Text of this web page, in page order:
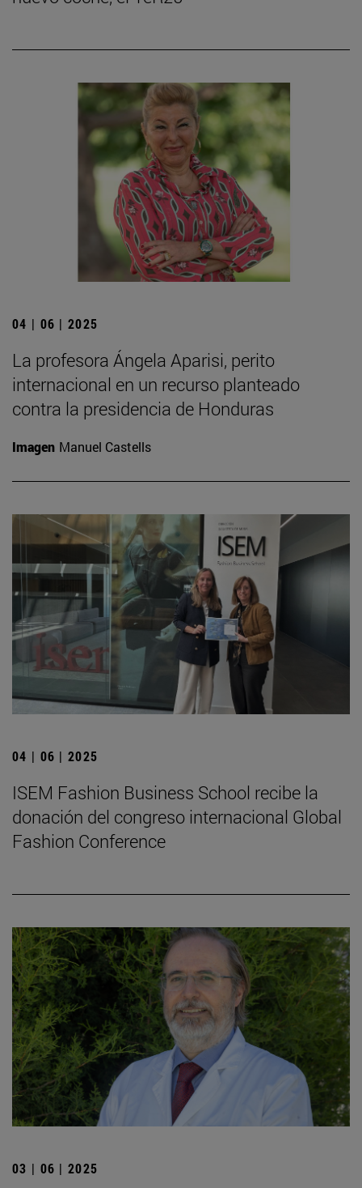
04 | 06 | 2025
La profesora Ángela Aparisi, perito
internacional en un recurso planteado
contra la presidencia de Honduras
Imagen Manuel Castells
04 | 06 | 2025
ISEM Fashion Business School recibe la
donación del congreso internacional Global
Fashion Conference
03 | 06 | 2025